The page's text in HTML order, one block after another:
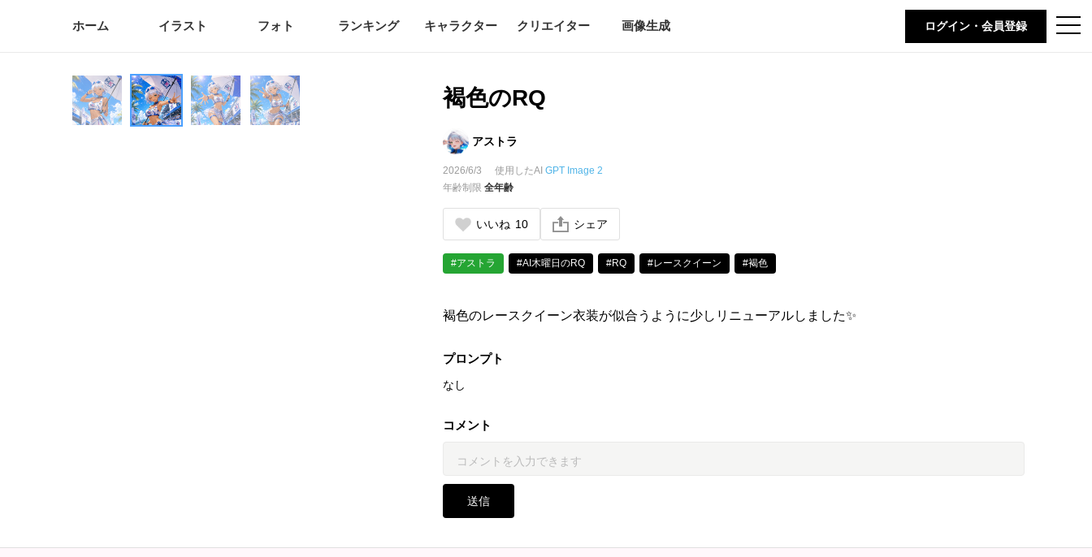
t
o
ホーム イラスト フォト ランキング キャラクター クリエイター 画像生成 ログイン・会員登録
褐色のRQ
アストラ
2026/6/3 使用したAIGPT Image 2
年齢制限全年齢
いいね 10 シェア
#アストラ #AI木曜日のRQ #RQ #レースクイーン #褐色
褐色のレースクイーン衣装が似合うように少しリニューアルしました✨
プロンプト
なし
コメント
送信